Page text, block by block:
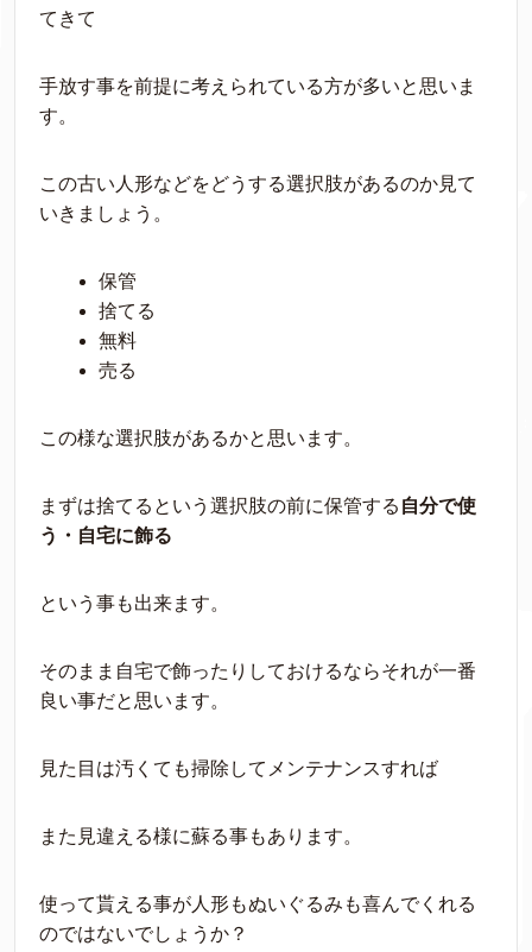
てきて
手放す事を前提に考えられている方が多いと思いま
す。
この古い人形などをどうする選択肢があるのか見て
いきましょう。
保管
捨てる
無料
売る
この様な選択肢があるかと思います。
まずは捨てるという選択肢の前に保管する 自分で使
う・自宅に飾る
という事も出来ます。
そのまま自宅で飾ったりしておけるならそれが一番
良い事だと思います。
見た目は汚くても掃除してメンテナンスすれば
また見違える様に蘇る事もあります。
使って貰える事が人形もぬいぐるみも喜んでくれる
のではないでしょうか？